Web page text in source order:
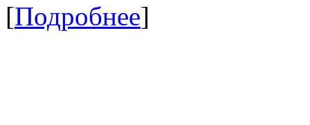
[Подробнее]